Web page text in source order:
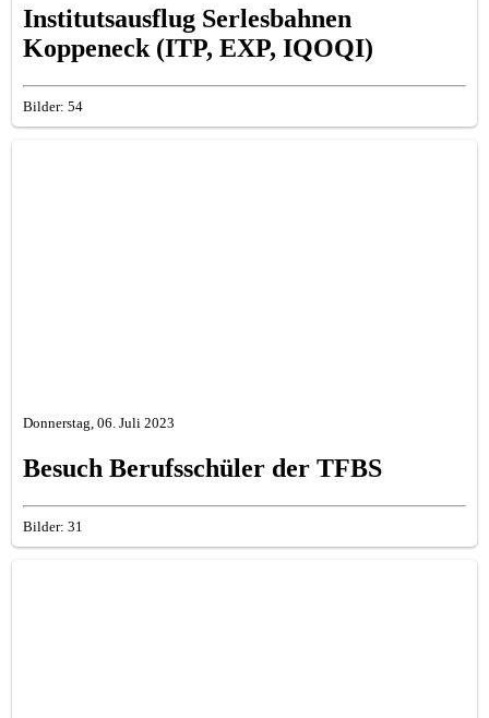
Institutsausflug Serlesbahnen
Koppeneck (ITP, EXP, IQOQI)
Bilder: 54
Donnerstag, 06. Juli 2023
Besuch Berufsschüler der TFBS
Bilder: 31